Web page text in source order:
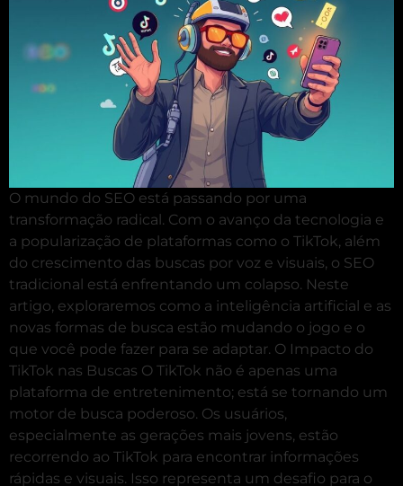
O mundo do SEO está passando por uma
transformação radical. Com o avanço da tecnologia e
a popularização de plataformas como o TikTok, além
do crescimento das buscas por voz e visuais, o SEO
tradicional está enfrentando um colapso. Neste
artigo, exploraremos como a inteligência artificial e as
novas formas de busca estão mudando o jogo e o
que você pode fazer para se adaptar. O Impacto do
TikTok nas Buscas O TikTok não é apenas uma
plataforma de entretenimento; está se tornando um
motor de busca poderoso. Os usuários,
especialmente as gerações mais jovens, estão
recorrendo ao TikTok para encontrar informações
rápidas e visuais. Isso representa um desafio para o